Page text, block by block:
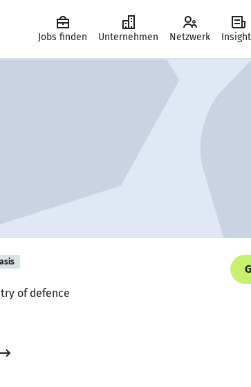
Jobs finden Unternehmen Netzwerk
of defence